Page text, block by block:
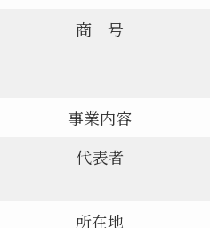
商 号
事業内容
代表者
所在地